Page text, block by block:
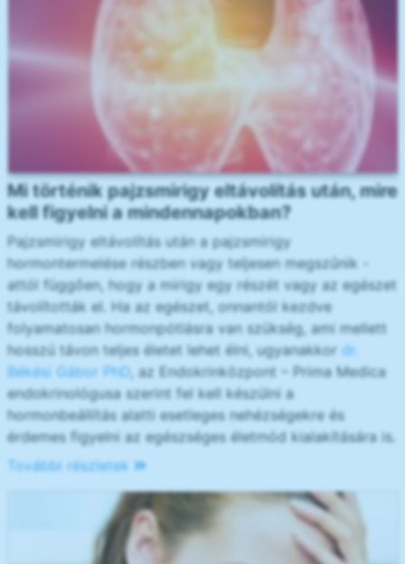
Mi történik pajzsmirigy eltávolítás után, mire
kell figyelni a mindennapokban?
Pajzsmirigy eltávolítás után a pajzsmirigy
hormontermelése részben vagy teljesen megszűnik -
attól függően, hogy a mirigy egy részét vagy az egészet
távolították el. Ha az egészet, onnantól kezdve
folyamatosan hormonpótlásra van szükség, ami mellett
hosszú távon teljes életet lehet élni, ugyanakkor dr.
Békési Gábor PhD
, az Endokrinközpont – Prima Medica
endokrinológusa szerint fel kell készülni a
hormonbeállítás alatti esetleges nehézségekre és
érdemes figyelni az egészséges életmód kialakítására is.
További részletek